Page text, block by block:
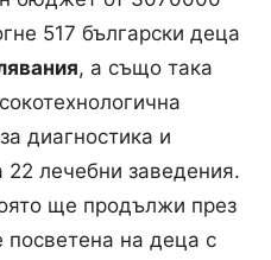
517 български деца
, а също така
диагностика и
лечебни заведения.
ще продължи през
на деца с